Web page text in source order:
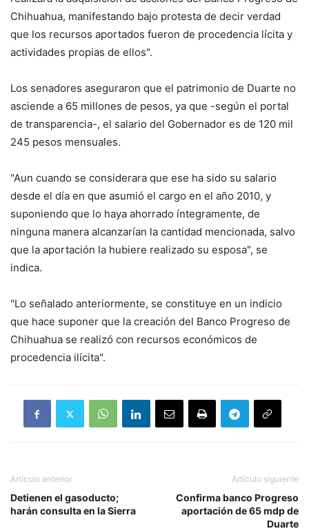
Chihuahua, manifestando bajo protesta de decir verdad
que los recursos aportados fueron de procedencia lícita y
actividades propias de ellos".
Los senadores aseguraron que el patrimonio de Duarte no
asciende a 65 millones de pesos, ya que -según el portal
de transparencia-, el salario del Gobernador es de 120 mil
245 pesos mensuales.
"Aun cuando se considerara que ese ha sido su salario
desde el día en que asumió el cargo en el año 2010, y
suponiendo que lo haya ahorrado íntegramente, de
ninguna manera alcanzarían la cantidad mencionada, salvo
que la aportación la hubiere realizado su esposa", se
indica.
"Lo señalado anteriormente, se constituye en un indicio
que hace suponer que la creación del Banco Progreso de
Chihuahua se realizó con recursos económicos de
procedencia ilícita".
Artículo anterior
Detienen el gasoducto;
harán consulta en la Sierra
Artículo siguiente
Confirma banco Progreso
aportación de 65 mdp de
Duarte